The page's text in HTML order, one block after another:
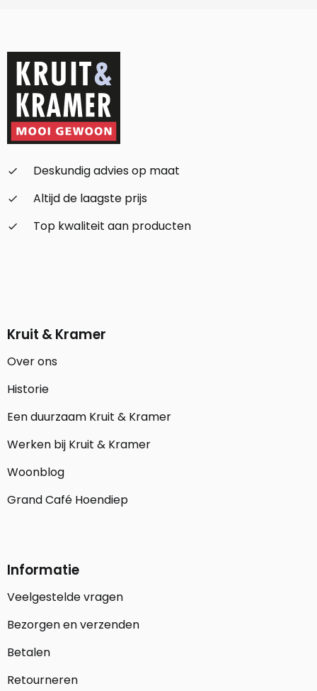
check_small
Deskundig advies op maat
check_small
Altijd de laagste prijs
check_small
Top kwaliteit aan producten
Kruit & Kramer
Over ons
Historie
Een duurzaam Kruit & Kramer
Werken bij Kruit & Kramer
Woonblog
Grand Café Hoendiep
Informatie
Veelgestelde vragen
Bezorgen en verzenden
Betalen
Retourneren